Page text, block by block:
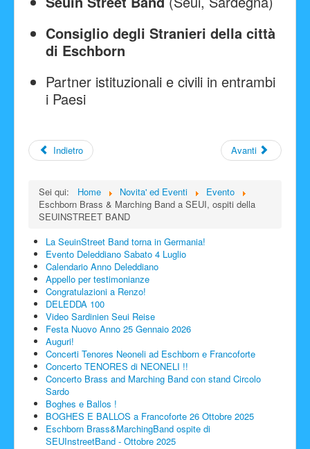
Consiglio degli Stranieri della città
di Eschborn
Partner istituzionali e civili in entrambi
i Paesi
Indietro Avanti
Sei qui: Home Novita' ed Eventi
Evento
Eschborn Brass & Marching Band a SEUI, ospiti della
SEUINSTREET BAND
La SeuinStreet Band torna in Germania!
Evento Deleddiano Sabato 4 Luglio
Calendario Anno Deleddiano
Appello per testimonianze
Congratulazioni a Renzo!
DELEDDA 100
Video Sardinien Seui Reise
Festa Nuovo Anno 25 Gennaio 2026
Auguri!
Concerti Tenores Neoneli ad Eschborn e Francoforte
Concerto TENORES di NEONELI !!
Concerto Brass and Marching Band con stand Circolo
Sardo
Boghes e Ballos !
BOGHES E BALLOS a Francoforte 26 Ottobre 2025
Eschborn Brass&MarchingBand ospite di
SEUInstreetBand - Ottobre 2025